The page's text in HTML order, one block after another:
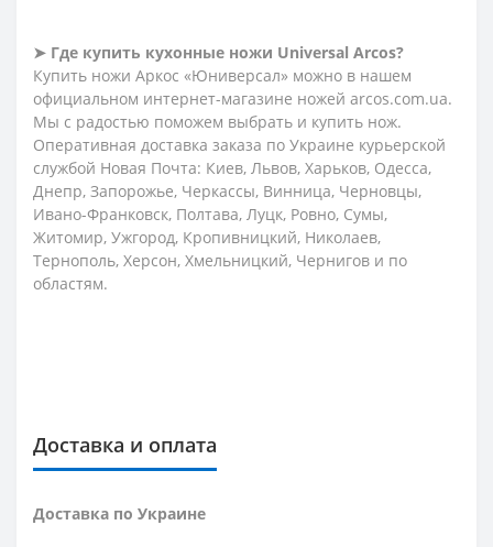
➤ Где купить кухонные ножи Universal Arcos?
Купить ножи Аркос «Юниверсал» можно в нашем
официальном интернет-магазине ножей arcos.com.ua.
Мы с радостью поможем выбрать и купить нож.
Оперативная доставка заказа по Украине курьерской
службой Новая Почта: Киев, Львов, Харьков, Одесса,
Днепр, Запорожье, Черкассы, Винница, Черновцы,
Ивано-Франковск, Полтава, Луцк, Ровно, Сумы,
Житомир, Ужгород, Кропивницкий, Николаев,
Тернополь, Херсон, Хмельницкий, Чернигов и по
областям.
Доставка и оплата
Доставка по Украине